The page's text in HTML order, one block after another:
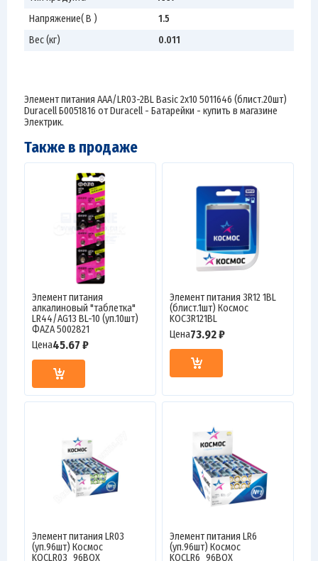
Напряжение( В )
1.5
Вес (кг)
0.011
Элемент питания AAA/LR03-2BL Basic 2х10 5011646 (блист.20шт)
Duracell Б0051816 от Duracell - Батарейки - купить в магазине
Электрик.
Также в продаже
Элемент питания
алкалиновый "таблетка"
LR44/AG13 BL-10 (уп.10шт)
ФАZА 5002821
Цена45.67 ₽
Элемент питания 3R12 1BL
(блист.1шт) Космос
KOC3R121BL
Цена73.92 ₽
Элемент питания LR03
(уп.96шт) Космос
KOCLR03_96BOX
Элемент питания LR6
(уп.96шт) Космос
KOCLR6_96BOX